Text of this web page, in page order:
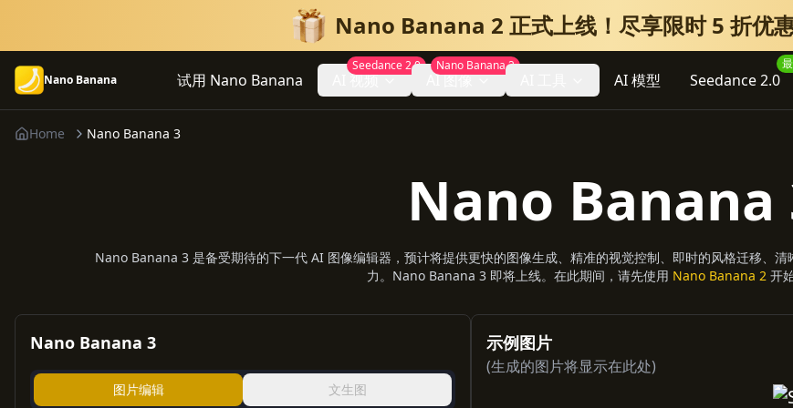
Nano Banana 2 正式上线！尽享限时 5 折优
Nano Banana 试用 Nano Banana AI 视频
Seedance 2.0
AI 图像
Nano Banana 2
AI 模型 Seedance 2.0
Home Nano Banana 3
Nano Banana
Nano Banana 3 是备受期待的下一代 AI 图像编辑器，预计将提供更快的图像生成、精准的视觉控制、即时的风格迁移、
力。Nano Banana 3 即将上线。在此期间，请先使用 Nano Banana 2 开
Nano Banana 3
图片编辑 文生图
示例图片
(生成的图片将显示在此处)